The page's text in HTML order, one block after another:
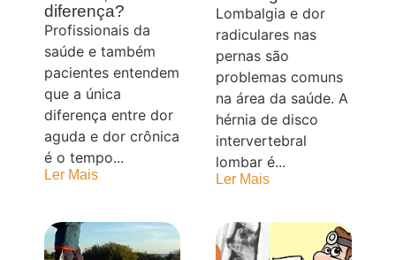
diferença?
Profissionais da
saúde e também
pacientes entendem
que a única
diferença entre dor
aguda e dor crônica
é o tempo...
Ler Mais
Lombalgia e dor
radiculares nas
pernas são
problemas comuns
na área da saúde. A
hérnia de disco
intervertebral
lombar é...
Ler Mais